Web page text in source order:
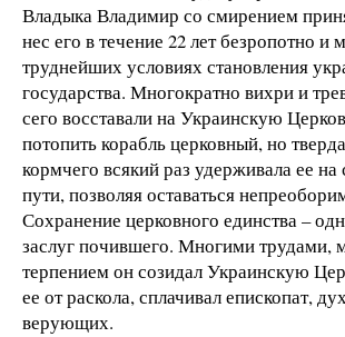
Владыка Владимир со смирением
нес его в течение 22 лет безропотно и
труднейших условиях становления
государства. Многократно вихри и
сего восставали на Украинскую
потопить корабль церковный, но
кормчего всякий раз удерживала ее на
пути, позволяя оставаться
Сохранение церковного единства –
заслуг почившего. Многими трудами,
терпением он созидал Украинскую
ее от раскола, сплачивал епископат,
верующих.